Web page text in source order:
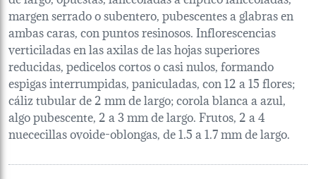
margen serrado o subentero, pubescentes a glabras en
ambas caras, con puntos resinosos. Inflorescencias
verticiladas en las axilas de las hojas superiores
reducidas, pedicelos cortos o casi nulos, formando
espigas interrumpidas, paniculadas, con 12 a 15 flores;
cáliz tubular de 2 mm de largo; corola blanca a azul,
algo pubescente, 2 a 3 mm de largo. Frutos, 2 a 4
nuececillas ovoide-oblongas, de 1.5 a 1.7 mm de largo.